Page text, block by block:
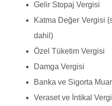
Gelir Stopaj Vergisi
Katma Değer Vergisi
dahil)
Özel Tüketim Vergisi
Damga Vergisi
Banka ve Sigorta
Veraset ve İntikal